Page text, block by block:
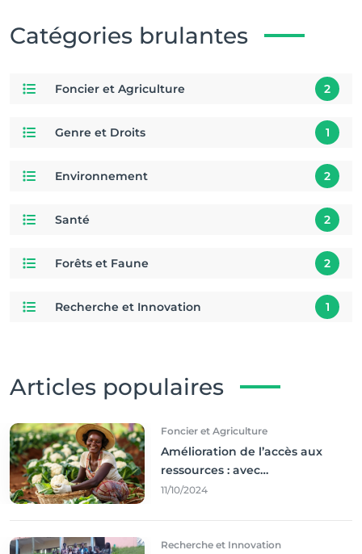
Catégories brulantes
Foncier et Agriculture 2
Genre et Droits 1
Environnement 2
Santé 2
Forêts et Faune 2
Recherche et Innovation 1
Articles populaires
Foncier et Agriculture
Amélioration de l’accès aux
ressources : avec
l'incontournable ’agriculture
11/10/2024
Recherche et Innovation